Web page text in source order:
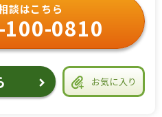
お気に入り
談はこちら
0810